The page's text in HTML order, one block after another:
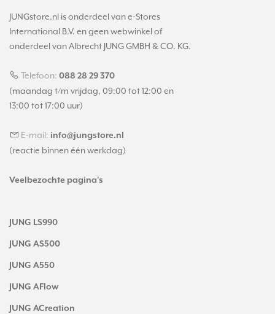
JUNGstore.nl is onderdeel van e-Stores
International B.V. en geen webwinkel of
onderdeel van Albrecht JUNG GMBH & CO. KG.
Telefoon: 088 28 29 370
(maandag t/m vrijdag, 09:00 tot 12:00 en
13:00 tot 17:00 uur)
E-mail: info@jungstore.nl
(reactie binnen één werkdag)
Veelbezochte pagina's
JUNG LS990
JUNG AS500
JUNG A550
JUNG AFlow
JUNG ACreation